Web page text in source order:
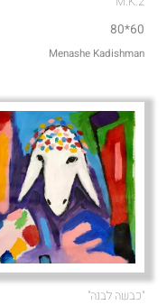
60*80
Menashe Kadishman
"כבשה לבנה"